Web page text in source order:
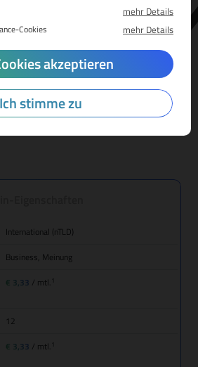
mehr Details
Cookies mehr Details
akzeptieren
Ich stimme zu
Domain-Endung
International (nTLD)
Business, Meinung
€ 3,33 / mtl.
12
€ 3,33 / mtl.